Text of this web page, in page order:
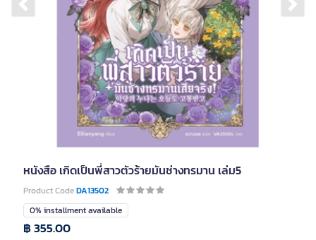
Previous slide
หนังสือ เกิดเป็นพี่สาวตัวร้ายมันช่างทรมาน เล่ม5
Product CodeDA13502
0% installment available
฿ 355.00